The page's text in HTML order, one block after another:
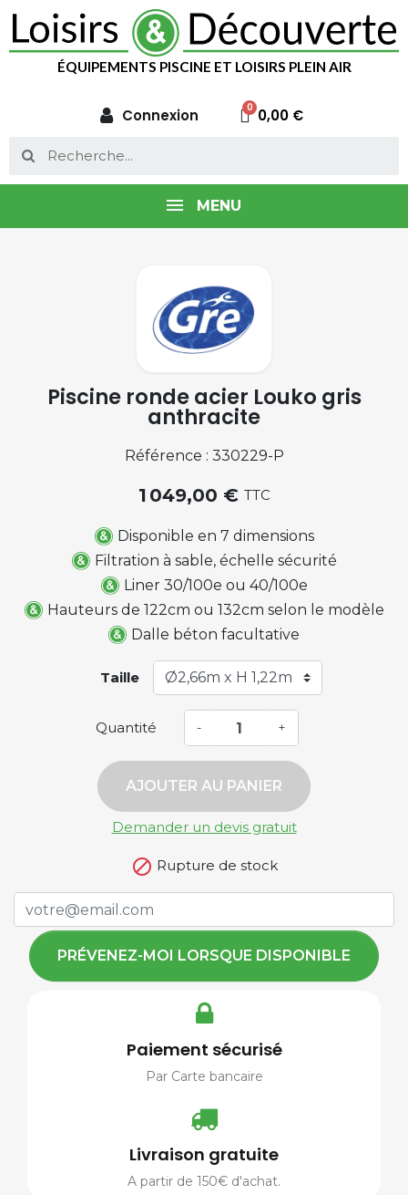
ÉQUIPEMENTS PISCINE ET LOISIRS PLEIN AIR
Connexion 0,00 €
MENU
Piscine ronde acier Louko gris
anthracite
Référence : 330229-P
1 049,00 € TTC
Disponible en 7 dimensions
Filtration à sable, échelle sécurité
Liner 30/100e ou 40/100e
Hauteurs de 122cm ou 132cm selon le modèle
Dalle béton facultative
Taille
Quantité - +
AJOUTER AU PANIER
Demander un devis gratuit
 Rupture de stock
PRÉVENEZ-MOI LORSQUE DISPONIBLE
Paiement sécurisé
Par Carte bancaire
Livraison gratuite
A partir de 150€ d'achat.